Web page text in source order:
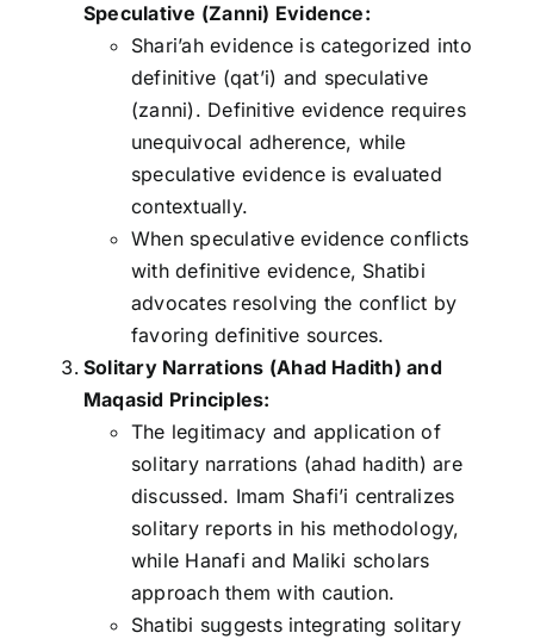
Speculative (Zanni) Evidence:
Shari’ah evidence is categorized into
definitive (qat’i) and speculative
(zanni). Definitive evidence requires
unequivocal adherence, while
speculative evidence is evaluated
contextually.
When speculative evidence conflicts
with definitive evidence, Shatibi
advocates resolving the conflict by
favoring definitive sources.
Solitary Narrations (Ahad Hadith) and
Maqasid Principles:
The legitimacy and application of
solitary narrations (ahad hadith) are
discussed. Imam Shafi’i centralizes
solitary reports in his methodology,
while Hanafi and Maliki scholars
approach them with caution.
Shatibi suggests integrating solitary